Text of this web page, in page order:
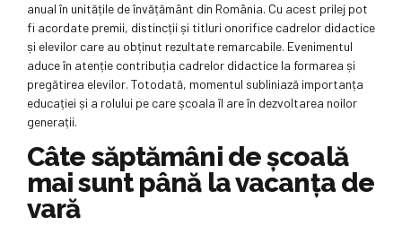
anual în unitățile de învățământ din România. Cu acest prilej pot
fi acordate premii, distincții și titluri onorifice cadrelor didactice
și elevilor care au obținut rezultate remarcabile. Evenimentul
aduce în atenție contribuția cadrelor didactice la formarea și
pregătirea elevilor. Totodată, momentul subliniază importanța
educației și a rolului pe care școala îl are în dezvoltarea noilor
generații.
Câte săptămâni de școală
mai sunt până la vacanța de
vară